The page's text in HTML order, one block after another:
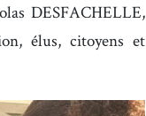
DESFACHELLE,
élus, citoyens et